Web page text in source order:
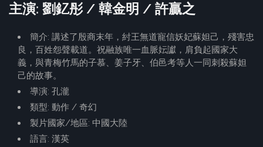
主演: 劉釔彤 / 韓金明 / 許贏之
簡介: 講述了殷商末年，紂王無道寵信妖妃蘇妲己，殘害忠
良，百姓怨聲載道。祝融族唯一血脈妘讞，肩負起國家大
義，與青梅竹馬的子慕、姜子牙、伯邑考等人一同刺殺蘇妲
己的故事。
導演: 孔瀧
類型: 動作 / 奇幻
製片國家/地區: 中國大陸
語言: 漢英